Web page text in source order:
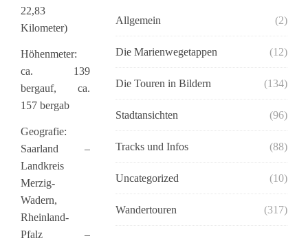
22,83
Kilometer)
Höhenmeter:
ca. 139
bergauf, ca.
157 bergab
Geografie:
Saarland –
Landkreis
Merzig-
Wadern,
Rheinland-
Pfalz –
Allgemein (2)
Die Marienwegetappen (12)
Die Touren in Bildern (134)
Stadtansichten (96)
Tracks und Infos (88)
Uncategorized (10)
Wandertouren (317)